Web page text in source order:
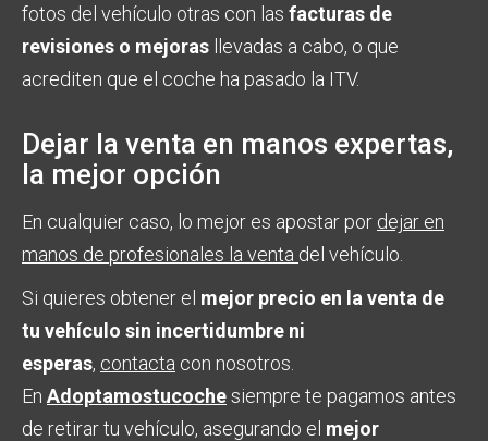
fotos del vehículo otras con las facturas de
revisiones o mejoras
llevadas a cabo, o que
acrediten que el coche ha pasado la ITV.
Dejar la venta en manos expertas,
la mejor opción
En cualquier caso, lo mejor es apostar por dejar en
manos de profesionales la venta del vehículo.
Si quieres obtener el mejor precio en la venta de
tu vehículo sin incertidumbre ni
esperas, contacta con nosotros.
En Adoptamostucochesiempre te pagamos antes
de retirar tu vehículo, asegurando el mejor